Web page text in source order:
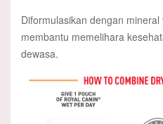
Diformulasikan dengan
membantu memelihara
dewasa.